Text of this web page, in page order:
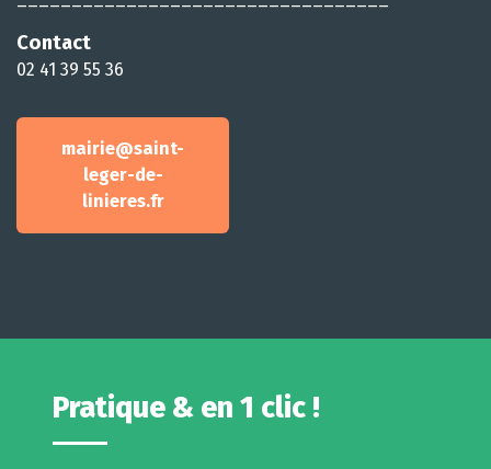
Contact
02 41 39 55 36
mairie@saint-
leger-de-
linieres.fr
Pratique & en 1 clic !